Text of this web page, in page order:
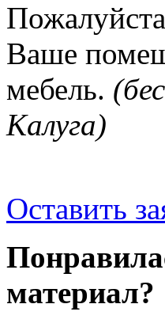
Ваше
мебель.
Калуга)
Оставить
материал?